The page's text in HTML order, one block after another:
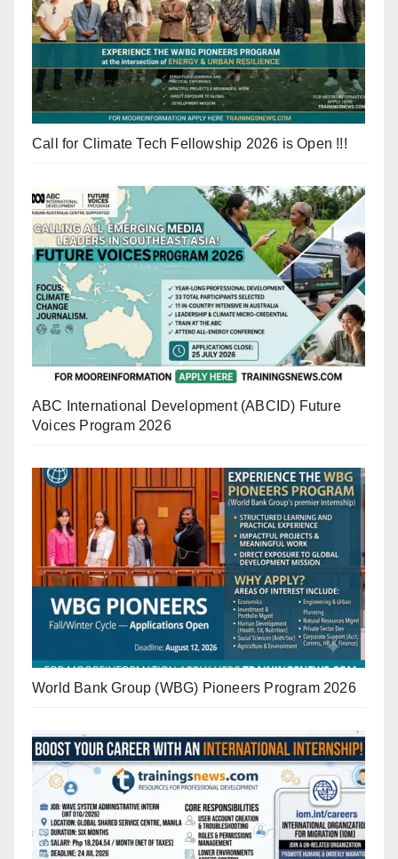
Call for Climate Tech Fellowship 2026 is Open !!!
ABC International Development (ABCID) Future
Voices Program 2026
World Bank Group (WBG) Pioneers Program 2026